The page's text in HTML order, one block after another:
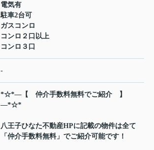
電気有
駐車2台可
ガスコンロ
コンロ２口以上
コンロ３口
-
*☆*―【 仲介手数料無料でご紹介 】
―*☆*
八王子ひなた不動産HPに記載の物件は全て
「仲介手数料無料」でご紹介可能です！